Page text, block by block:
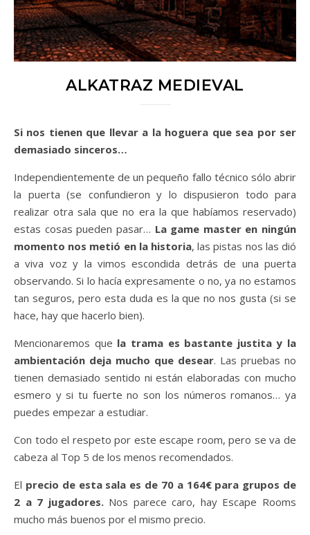
ALKATRAZ MEDIEVAL
Si nos tienen que llevar a la hoguera que sea por ser
demasiado sinceros…
Independientemente de un pequeño fallo técnico sólo abrir
la puerta (se confundieron y lo dispusieron todo para
realizar otra sala que no era la que habíamos reservado)
estas cosas pueden pasar… La game master en ningún
momento nos metió en la historia, las pistas nos las dió
a viva voz y la vimos escondida detrás de una puerta
observando. Si lo hacía expresamente o no, ya no estamos
tan seguros, pero esta duda es la que no nos gusta (si se
hace, hay que hacerlo bien).
Mencionaremos que la trama es bastante justita y la
ambientación deja mucho que desear. Las pruebas no
tienen demasiado sentido ni están elaboradas con mucho
esmero y si tu fuerte no son los números romanos… ya
puedes empezar a estudiar.
Con todo el respeto por este escape room, pero se va de
cabeza al Top 5 de los menos recomendados.
El precio de esta sala es de 70 a 164€ para grupos de
2 a 7 jugadores.Nos parece caro, hay Escape Rooms
mucho más buenos por el mismo precio.